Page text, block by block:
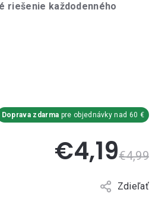
riešenie každodenného
Zdieľať
Doprava zdarma pre objednávky nad 60 €
€4,99
€4,19